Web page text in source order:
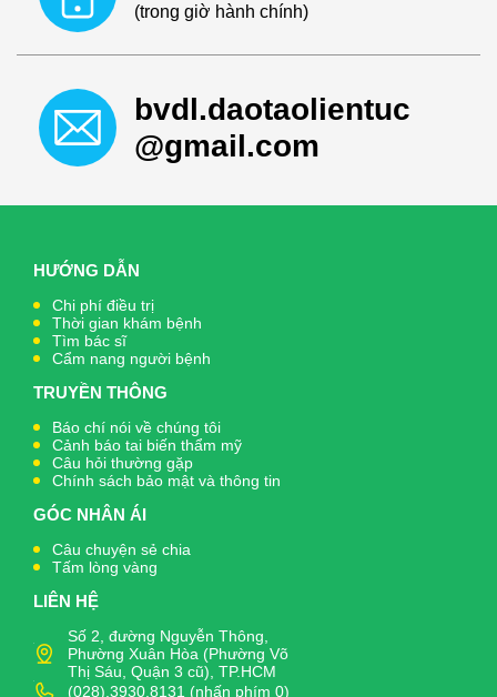
(trong giờ hành chính)
bvdl.daotaolientuc
@gmail.com
HƯỚNG DẪN
Chi phí điều trị
Thời gian khám bệnh
Tìm bác sĩ
Cẩm nang người bệnh
TRUYỀN THÔNG
Báo chí nói về chúng tôi
Cảnh báo tai biến thẩm mỹ
Câu hỏi thường gặp
Chính sách bảo mật và thông tin
GÓC NHÂN ÁI
Câu chuyện sẻ chia
Tấm lòng vàng
LIÊN HỆ
Số 2, đường Nguyễn Thông,
Phường Xuân Hòa (Phường Võ
Thị Sáu, Quận 3 cũ), TP.HCM
(028).3930.8131 (nhấn phím 0)